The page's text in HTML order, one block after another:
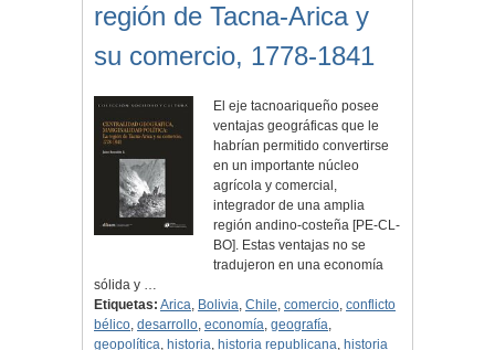
región de Tacna-Arica y
su comercio, 1778-1841
El eje tacnoariqueño posee
ventajas geográficas que le
habrían permitido convertirse
en un importante núcleo
agrícola y comercial,
integrador de una amplia
región andino-costeña [PE-CL-
BO]. Estas ventajas no se
tradujeron en una economía
sólida y …
Etiquetas: Arica, Bolivia, Chile, comercio, conflicto
bélico, desarrollo, economía, geografía,
geopolítica, historia, historia republicana, historia